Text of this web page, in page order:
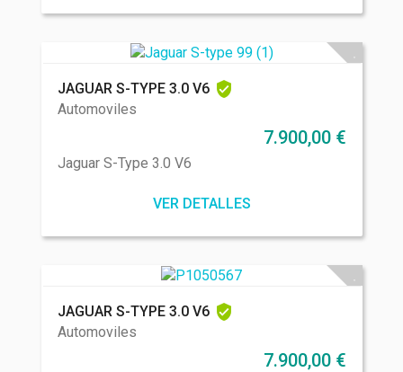
JAGUAR S-TYPE 3.0 V6
Automoviles
7.900,00 €
Jaguar S-Type 3.0 V6
VER DETALLES
JAGUAR S-TYPE 3.0 V6
Automoviles
7.900,00 €